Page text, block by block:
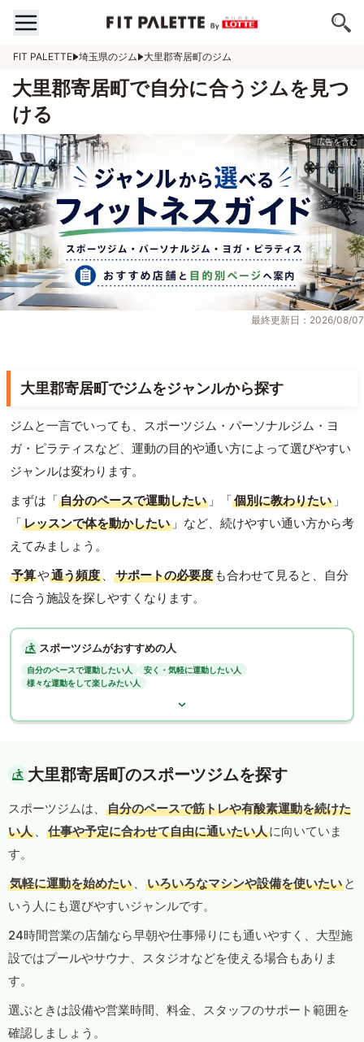
FIT PALETTE 埼玉県のジム 大里郡寄居町のジム
大里郡寄居町で自分に合うジムを見つ
ける
最終更新日：2026/08/07
大里郡寄居町でジムをジャンルから探す
ジムと一言でいっても、スポーツジム・パーソナルジム・ヨ
ガ・ピラティスなど、運動の目的や通い方によって選びやすい
ジャンルは変わります。
まずは「自分のペースで運動したい 」「個別に教わりたい 」
「レッスンで体を動かしたい 」など、続けやすい通い方から考
えてみましょう。
予算や通う頻度 、 サポートの必要度 も合わせて見ると、自分
に合う施設を探しやすくなります。
スポーツジムがおすすめの人
自分のペースで運動したい人
安く・気軽に運動したい人
様々な運動をして楽しみたい人
大里郡寄居町のスポーツジムを探す
スポーツジムは、
自分のペースで筋トレや有酸素運動を続けた
い人 、 仕事や予定に合わせて自由に通いたい人に向いていま
す。
気軽に運動を始めたい 、 いろいろなマシンや設備を使いたい と
いう人にも選びやすいジャンルです。
24時間営業の店舗なら早朝や仕事帰りにも通いやすく、大型施
設ではプールやサウナ、スタジオなどを使える場合もありま
す。
選ぶときは設備や営業時間、料金、スタッフのサポート範囲を
確認しましょう。